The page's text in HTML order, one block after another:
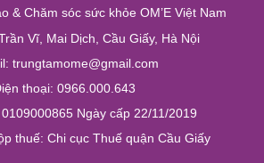
& Chăm sóc sức khỏe OM’E Việt Nam
Vĩ, Mai Dịch, Cầu Giấy, Hà Nội
trungtamome@gmail.com
thoại: 0966.000.643
Ngày cấp 22/11/2019
thuế: Chi cục Thuế quận Cầu Giấy